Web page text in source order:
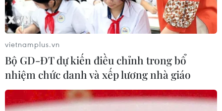
vietnamplus.vn
Bộ GD-ĐT dự kiến điều chỉnh trong bổ
nhiệm chức danh và xếp lương nhà giáo